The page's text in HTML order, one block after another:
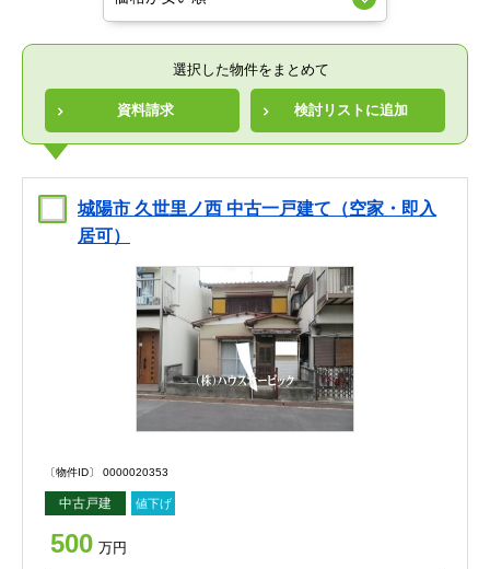
選択した物件をまとめて
資料請求 検討リストに追加
城陽市 久世里ノ西 中古一戸建て（空家・即入
居可）
〔物件ID〕 0000020353
中古戸建 値下げ
500 万円